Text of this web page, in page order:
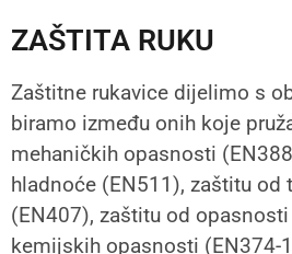
ZAŠTITA RUKU
Zaštitne rukavice dijelimo s
biramo između onih koje
mehaničkih opasnosti
hladnoće (EN511), zaštitu od
(EN407), zaštitu od
kemijskih opasnosti (EN374-